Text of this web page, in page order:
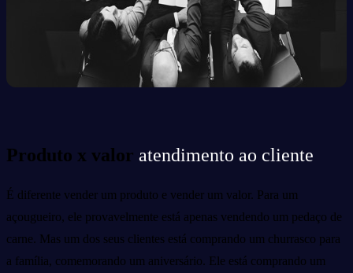
Produto x valor atendimento ao cliente
É diferente vender um produto e vender um valor. Para um
açougueiro, ele provavelmente está apenas vendendo um pedaço de
carne. Mas um dos seus clientes está comprando um churrasco para
a família, comemorando um aniversário. Ele está comprando um